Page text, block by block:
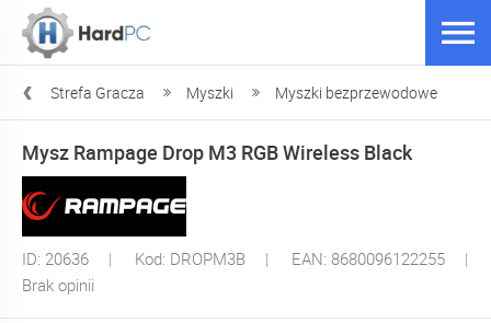
Strefa Gracza Myszki Myszki bezprzewodowe
Mysz Rampage Drop M3 RGB Wireless Black
ID: 20636 Kod: DROPM3B
EAN: 8680096122255
Brak opinii